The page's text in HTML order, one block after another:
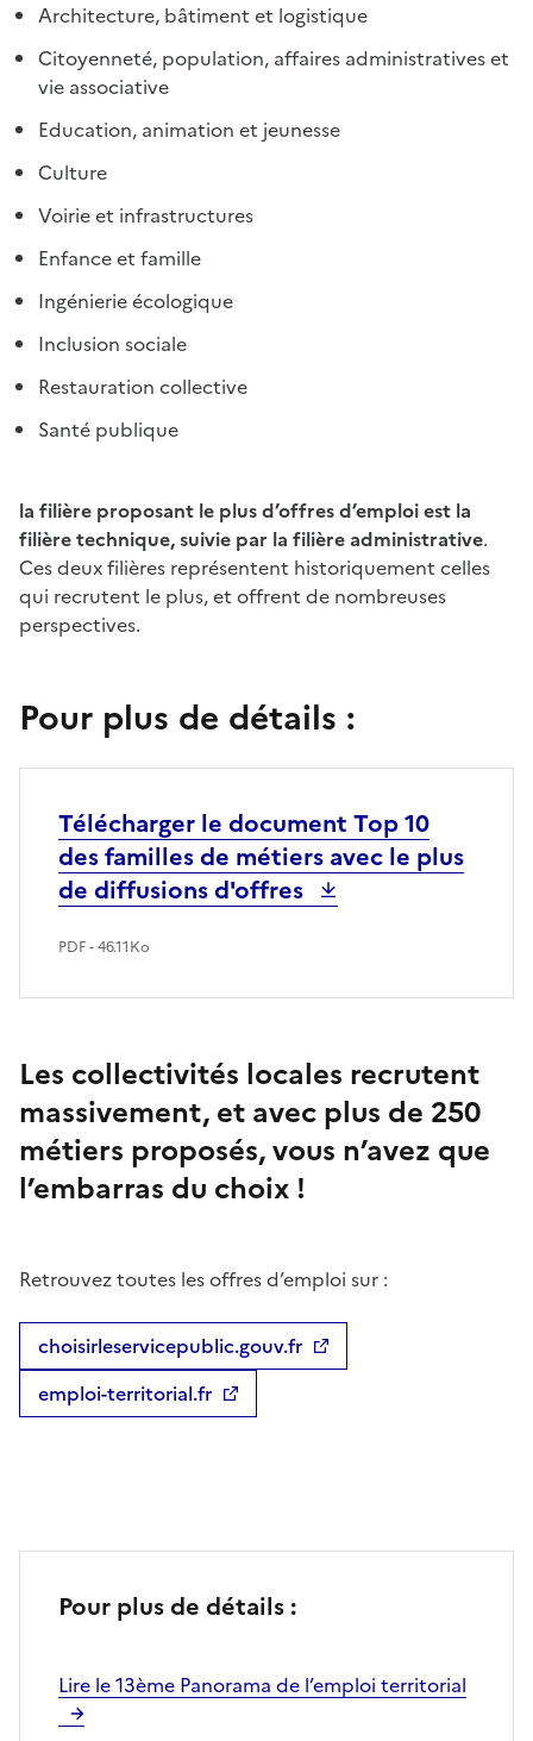
Architecture, bâtiment et logistique
Citoyenneté, population, affaires administratives et
vie associative
Education, animation et jeunesse
Culture
Voirie et infrastructures
Enfance et famille
Ingénierie écologique
Inclusion sociale
Restauration collective
Santé publique
la filière proposant le plus d’offres d’emploi est la
filière technique, suivie par la filière administrative.
Ces deux filières représentent historiquement celles
qui recrutent le plus, et offrent de nombreuses
perspectives.
Pour plus de détails :
Télécharger le document Top 10
des familles de métiers avec le plus
de diffusions d'offres
PDF - 46.11Ko
Les collectivités locales recrutent
massivement, et avec plus de 250
métiers proposés, vous n’avez que
l’embarras du choix !
Retrouvez toutes les offres d’emploi sur :
choisirleservicepublic.gouv.fr
emploi-territorial.fr
Pour plus de détails :
Lire le 13ème Panorama de l’emploi territorial